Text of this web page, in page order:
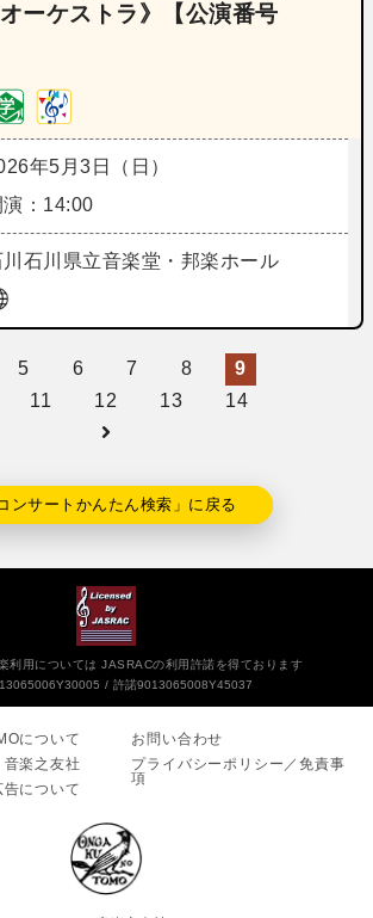
ーケストラ》【公演番号
年5月3日（日）
演：14:00
石川県立音楽堂・邦楽ホール
5 6 7 8
9
11 12 13 14
ンサートかんたん検索」に戻る
利用については JASRACの利用許諾を得ております
許諾9013065008Y45037
について
音楽之友社
告について
お問い合わせ
プライバシーポリシー／免責事
項